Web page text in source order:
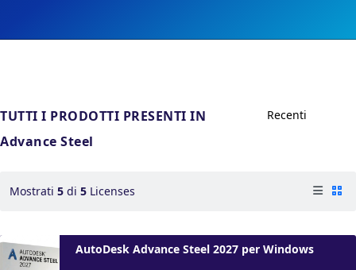
TUTTI I PRODOTTI PRESENTI IN
Advance Steel
Mostrati 5 di 5 Licenses
AutoDesk Advance Steel 2027 per Windows